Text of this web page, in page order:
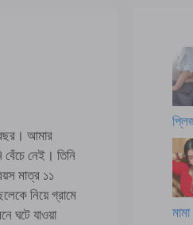
বছর। আমার
বেঁচে নেই। তিনি
মাত্র ১১
নিয়ে গ্রামে
ঘটে যাওয়া